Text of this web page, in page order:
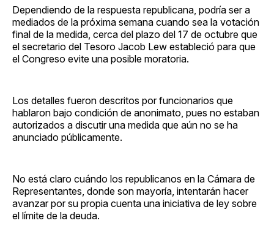
Dependiendo de la respuesta republicana, podría ser a
mediados de la próxima semana cuando sea la votación
final de la medida, cerca del plazo del 17 de octubre que
el secretario del Tesoro Jacob Lew estableció para que
el Congreso evite una posible moratoria.
Los detalles fueron descritos por funcionarios que
hablaron bajo condición de anonimato, pues no estaban
autorizados a discutir una medida que aún no se ha
anunciado públicamente.
No está claro cuándo los republicanos en la Cámara de
Representantes, donde son mayoría, intentarán hacer
avanzar por su propia cuenta una iniciativa de ley sobre
el límite de la deuda.